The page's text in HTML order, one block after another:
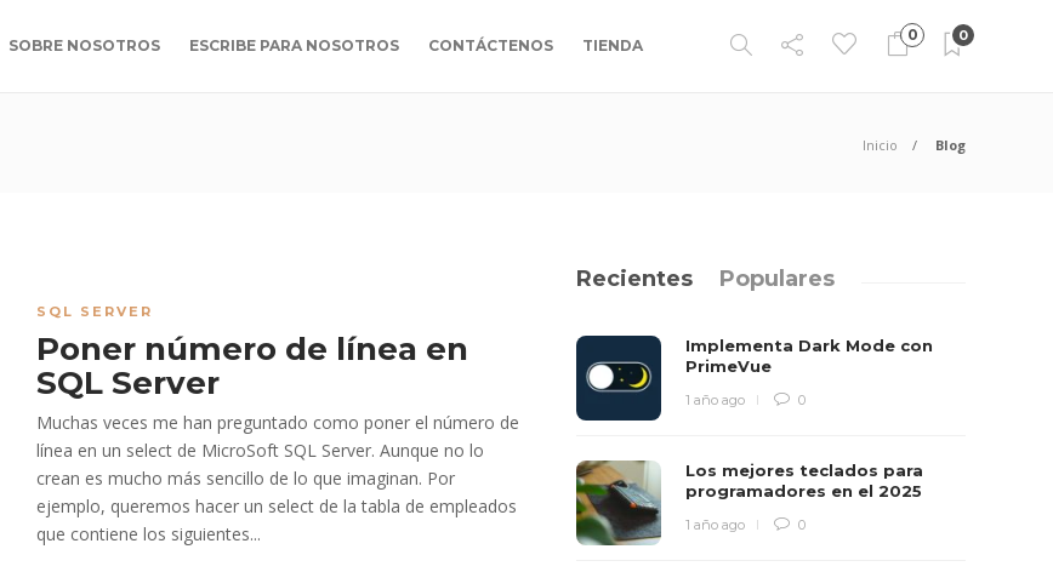
SOBRE NOSOTROS ESCRIBE PARA NOSOTROS CONTÁCTENOS TIENDA
0 0
Inicio Blog
SQL SERVER
Poner número de línea en
SQL Server
Muchas veces me han preguntado como poner el número de
línea en un select de MicroSoft SQL Server. Aunque no lo
crean es mucho más sencillo de lo que imaginan. Por
ejemplo, queremos hacer un select de la tabla de empleados
que contiene los siguientes...
Recientes Populares
Implementa Dark Mode con
PrimeVue
1 año ago 0
Los mejores teclados para
programadores en el 2025
1 año ago 0